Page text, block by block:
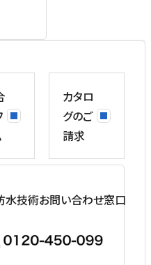
カタロ
グのご
請求
水技術お問い合わせ窓口